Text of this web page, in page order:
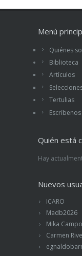
Menú
Quiénes
Biblioteca
Artículos
Tertulias
Escríbenos
Quién está
Hay
Nuevos
ICARO
Madb2026
Mika
Carmen